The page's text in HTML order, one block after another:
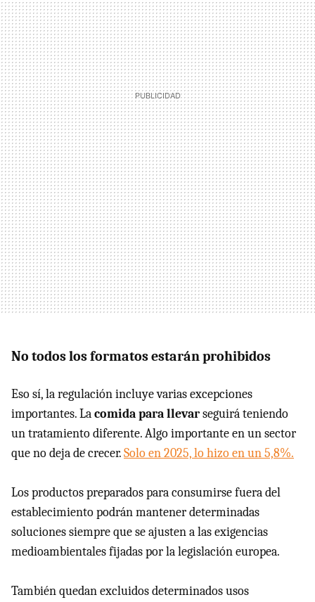
No todos los formatos estarán prohibidos
Eso sí, la regulación incluye varias excepciones
importantes. Lacomida para llevarseguirá teniendo
un tratamiento diferente. Algo importante en un sector
que no deja de crecer.Solo en 2025, lo hizo en un 5,8%.
Los productos preparados para consumirse fuera del
establecimiento podrán mantener determinadas
soluciones siempre que se ajusten a las exigencias
medioambientales fijadas por la legislación europea.
También quedan excluidos determinados usos